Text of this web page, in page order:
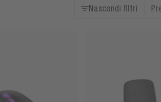
Nascondi filtri